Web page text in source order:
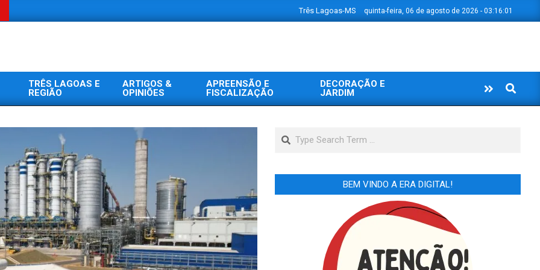
Três Lagoas-MS quinta-feira, 06 de agosto de 2026 - 03:16:02
TRÊS LAGOAS E
REGIÃO
ARTIGOS &
OPINIÕES
APREENSÃO E
FISCALIZAÇÃO
DECORAÇÃO E
JARDIM
Search
Search
BEM VINDO A ERA DIGITAL!